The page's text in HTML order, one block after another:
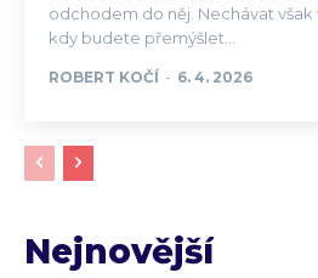
odchodem do něj. Nechávat však
kdy budete přemýšlet...
ROBERT KOČÍ - 6. 4. 2026
Nejnovější